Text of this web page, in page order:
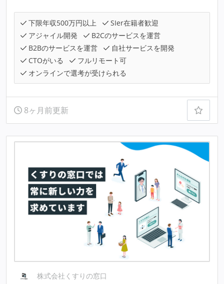
下限年収500万円以上
SIer在籍者歓迎
アジャイル開発
B2Cのサービスを運営
B2Bのサービスを運営
自社サービスを開発
CTOがいる
フルリモート可
オンラインで選考が受けられる
8ヶ月前更新
株式会社くすりの窓口